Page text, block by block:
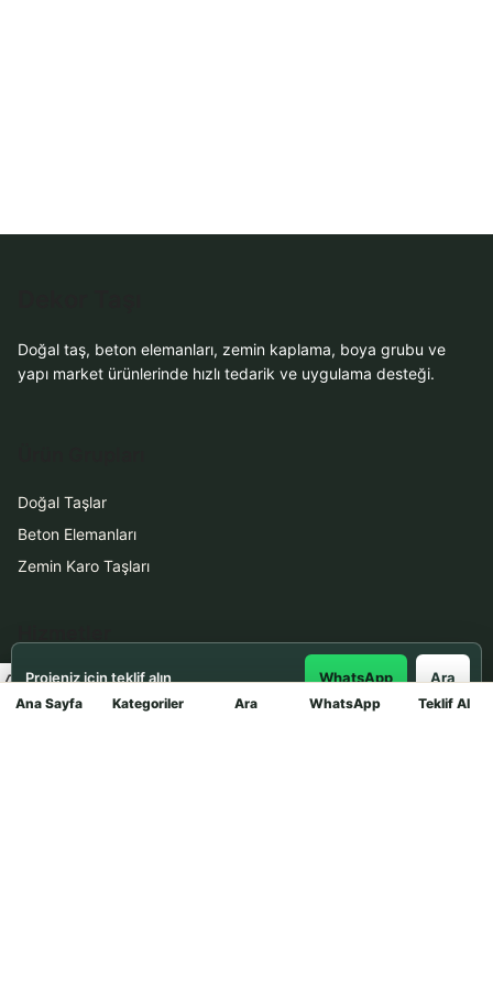
Ana Sayfa Kategoriler Ara WhatsApp Teklif Al
Doğal taş, beton elemanları, zemin kaplama, boya grubu ve
yapı market ürünlerinde hızlı tedarik ve uygulama desteği.
Doğal Taşlar
Beton Elemanları
Zemin Karo Taşları
Uygulama
Boya Badana
Projeniz için teklif alın WhatsApp Ara